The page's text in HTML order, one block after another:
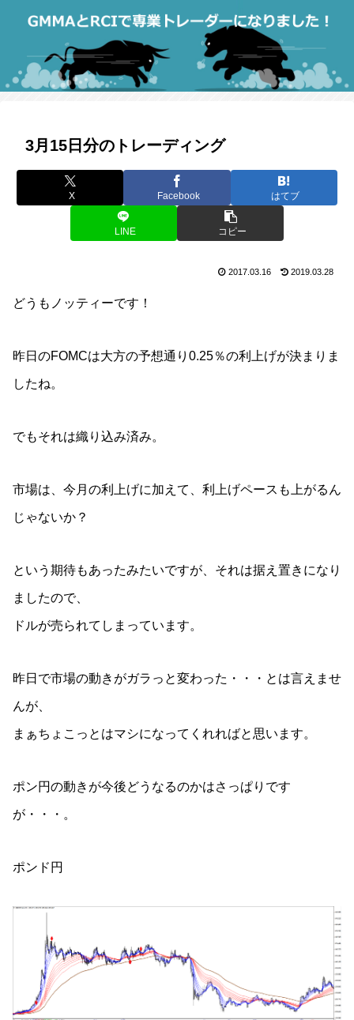
3月15日分のトレーディング
X Facebook はてブ
LINE コピー
2017.03.16 2019.03.28
どうもノッティーです！
昨日のFOMCは大方の予想通り0.25％の利上げが決まりま
したね。
でもそれは織り込み済み。
市場は、今月の利上げに加えて、利上げペースも上がるん
じゃないか？
という期待もあったみたいですが、それは据え置きになり
ましたので、
ドルが売られてしまっています。
昨日で市場の動きがガラっと変わった・・・とは言えませ
んが、
まぁちょこっとはマシになってくれればと思います。
ポン円の動きが今後どうなるのかはさっぱりです
が・・・。
ポンド円